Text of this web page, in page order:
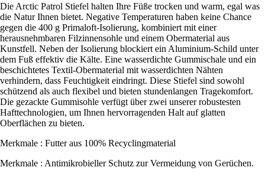
Die Arctic Patrol Stiefel halten Ihre Füße trocken und warm, egal was
die Natur Ihnen bietet. Negative Temperaturen haben keine Chance
gegen die 400 g Primaloft-Isolierung, kombiniert mit einer
herausnehmbaren Filzinnensohle und einem Obermaterial aus
Kunstfell. Neben der Isolierung blockiert ein Aluminium-Schild unter
dem Fuß effektiv die Kälte. Eine wasserdichte Gummischale und ein
beschichtetes Textil-Obermaterial mit wasserdichten Nähten
verhindern, dass Feuchtigkeit eindringt. Diese Stiefel sind sowohl
schützend als auch flexibel und bieten stundenlangen Tragekomfort.
Die gezackte Gummisohle verfügt über zwei unserer robustesten
Hafttechnologien, um Ihnen hervorragenden Halt auf glatten
Oberflächen zu bieten.
Merkmale : Futter aus 100% Recyclingmaterial
Merkmale : Antimikrobieller Schutz zur Vermeidung von Gerüchen.